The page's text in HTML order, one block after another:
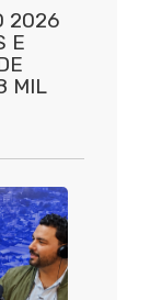
2026
E
MIL